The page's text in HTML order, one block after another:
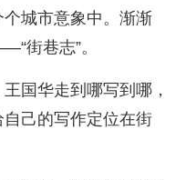
城市意象中。渐渐
街巷志”。
国华走到哪写到哪，
己的写作定位在街